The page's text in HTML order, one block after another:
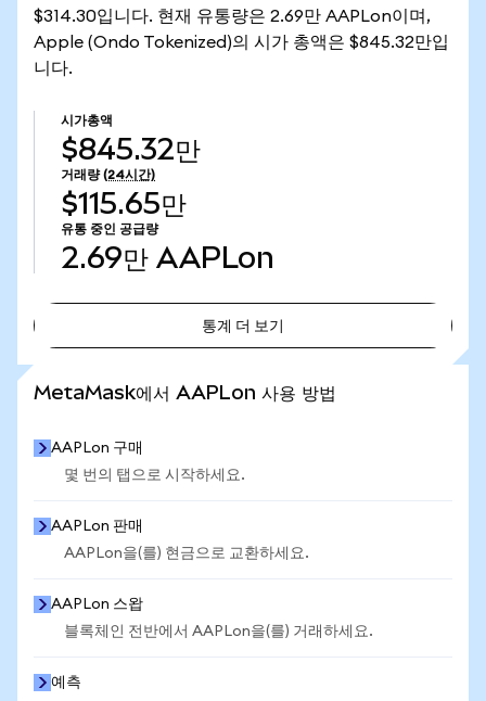
$314.30입니다. 현재 유통량은 2.69만 AAPLon이며,
Apple (Ondo Tokenized)의 시가 총액은 $845.32만입
니다.
시가총액
$845.32만
거래량 (24시간)
$115.65만
유통 중인 공급량
2.69만 AAPLon
통계 더 보기
MetaMask에서 AAPLon 사용 방법
AAPLon 구매
몇 번의 탭으로 시작하세요.
AAPLon 판매
AAPLon을(를) 현금으로 교환하세요.
AAPLon 스왑
블록체인 전반에서 AAPLon을(를) 거래하세요.
예측